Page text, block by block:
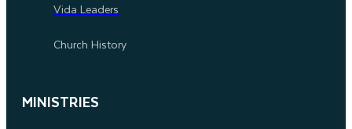
Vida Leaders
Church History
MINISTRIES